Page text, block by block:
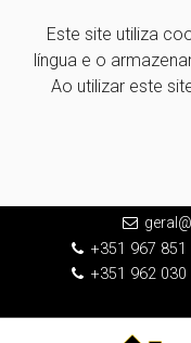
Este site utiliza
língua e o
Ao utilizar este
+351 967 851
+351 962 030